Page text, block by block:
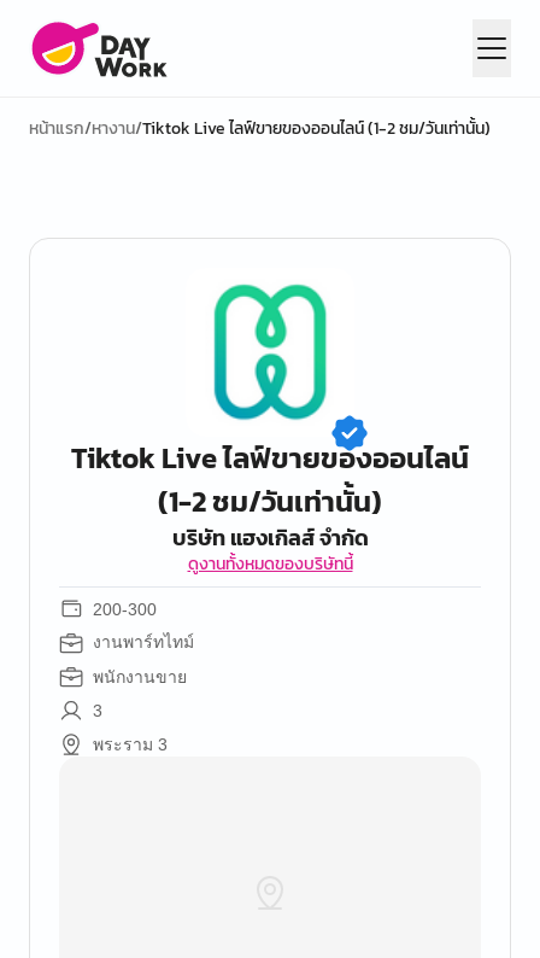
หน้าแรก/หางาน/Tiktok Live ไลฟ์ขายของออนไลน์ (1-2 ชม/วันเท่านั้น)
Tiktok Live ไลฟ์ขายของออนไลน์
(1-2 ชม/วันเท่านั้น)
บริษัท แฮงเกิลส์ จำกัด
ดูงานทั้งหมดของบริษัทนี้
200-300
งานพาร์ทไทม์
พนักงานขาย
3
พระราม 3